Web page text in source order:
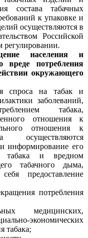
состава табачных
к упаковке и
осуществляются в
Российской
регулировании.
населения и
вреде потребления
окружающего
спроса на табак и
заболеваний,
табака,
отношения к
отношения к
осуществляются
информирование его
табака и вредном
табачного дыма,
предоставление
потребления
медицинских,
экономических
табака;